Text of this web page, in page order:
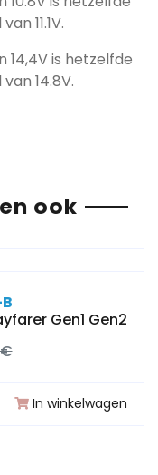
11.1V.
14,4V is hetzelfde
14.8V.
ook
Gen1 Gen2
In winkelwagen